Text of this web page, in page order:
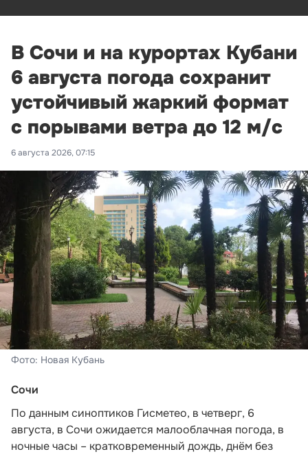
В Сочи и на курортах Кубани
6 августа погода сохранит
устойчивый жаркий формат
с порывами ветра до 12 м/с
6 августа 2026, 07:15
Фото: Новая Кубань
Сочи
По данным синоптиков Гисметео, в четверг, 6
августа, в Сочи ожидается малооблачная погода, в
ночные часы – кратковременный дождь, днём без